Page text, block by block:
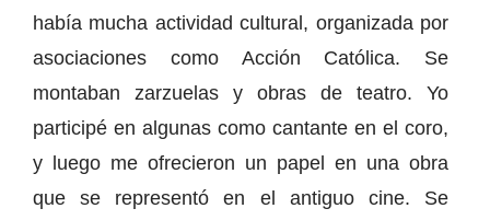
había mucha actividad cultural, organizada por
asociaciones como Acción Católica. Se
montaban zarzuelas y obras de teatro. Yo
participé en algunas como cantante en el coro,
y luego me ofrecieron un papel en una obra
que se representó en el antiguo cine. Se